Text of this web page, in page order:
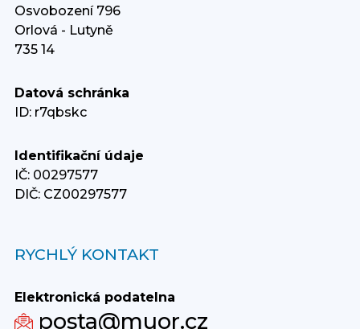
Osvobození 796
Orlová - Lutyně
735 14
Datová schránka
ID: r7qbskc
Identifikační údaje
IČ: 00297577
DIČ: CZ00297577
RYCHLÝ KONTAKT
Elektronická podatelna
posta@muor.cz